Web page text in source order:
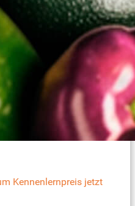
Kennenlernpreis jetzt